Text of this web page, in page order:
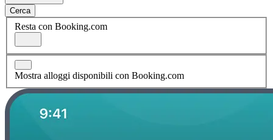
Cerca
Resta con Booking.com
Mostra alloggi disponibili con Booking.com